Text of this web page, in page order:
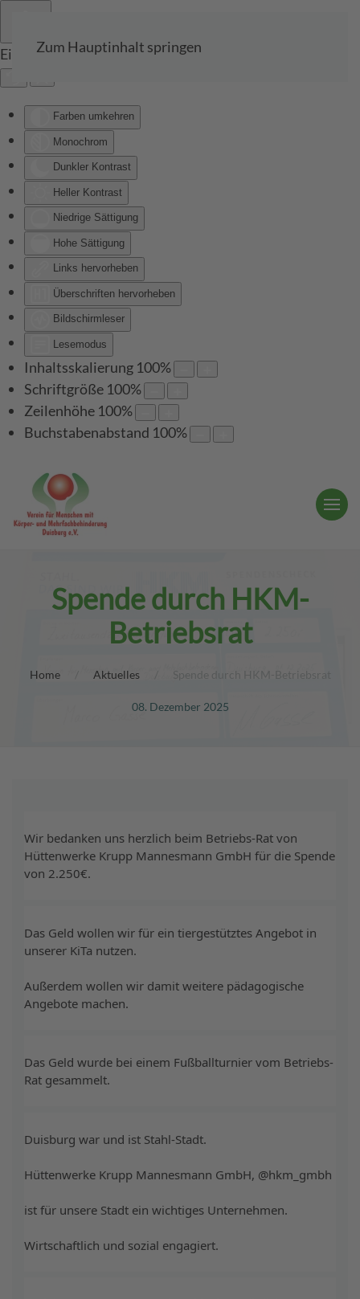
Eingabehilfen öffnen
Farben umkehren
Monochrom
Dunkler Kontrast
Heller Kontrast
Niedrige Sättigung
Hohe Sättigung
Links hervorheben
Überschriften hervorheben
Bildschirmleser
Lesemodus
Inhaltsskalierung 100%
Schriftgröße 100%
Zeilenhöhe 100%
Buchstabenabstand 100%
Zum Hauptinhalt springen
Spende durch HKM-
Betriebsrat
Home Aktuelles Spende durch HKM-Betriebsrat
08. Dezember 2025
Wir bedanken uns herzlich beim Betriebs-Rat von
Hüttenwerke Krupp Mannesmann GmbH für die Spende
von 2.250€.
Das Geld wollen wir für ein tiergestütztes Angebot in
unserer KiTa nutzen.
Außerdem wollen wir damit weitere pädagogische
Angebote machen.
Das Geld wurde bei einem Fußballturnier vom Betriebs-
Rat gesammelt.
Duisburg war und ist Stahl-Stadt.
Hüttenwerke Krupp Mannesmann GmbH, @hkm_gmbh
ist für unsere Stadt ein wichtiges Unternehmen.
Wirtschaftlich und sozial engagiert.